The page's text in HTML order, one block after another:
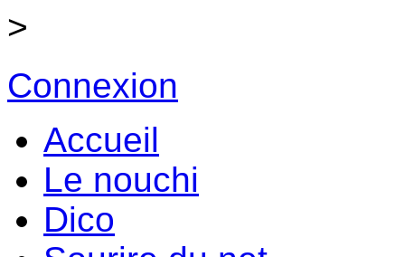
>
Connexion
Accueil
Le nouchi
Dico